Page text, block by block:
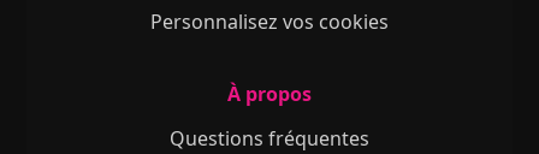
Personnalisez vos cookies
À propos
Questions fréquentes